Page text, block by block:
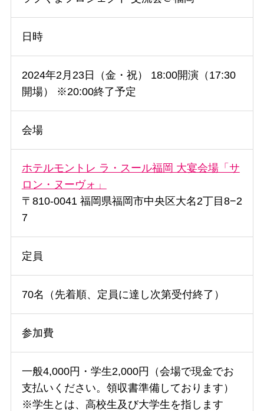
日時
2024年2月23日（金・祝） 18:00開演（17:30
開場） ※20:00終了予定
会場
ホテルモントレ ラ・スール福岡 大宴会場「サ
ロン・ヌーヴォ」
〒810-0041 福岡県福岡市中央区大名2丁目8−2
7
定員
70名（先着順、定員に達し次第受付終了）
参加費
一般4,000円・学生2,000円（会場で現金でお
支払いください。領収書準備しております）
※学生とは、高校生及び大学生を指します